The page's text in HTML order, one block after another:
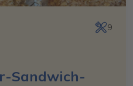
9
Sandwich-